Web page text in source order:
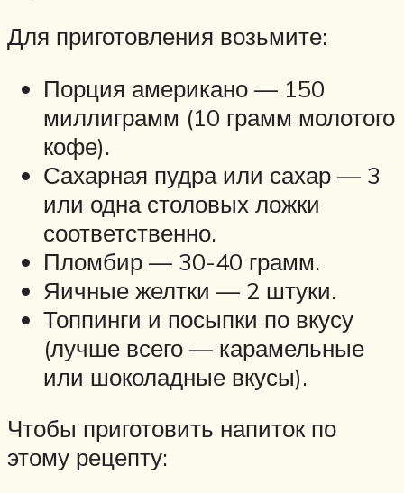
Для приготовления возьмите:
Порция американо — 150
миллиграмм (10 грамм молотого
кофе).
Сахарная пудра или сахар — 3
или одна столовых ложки
соответственно.
Пломбир — 30-40 грамм.
Яичные желтки — 2 штуки.
Топпинги и посыпки по вкусу
(лучше всего — карамельные
или шоколадные вкусы).
Чтобы приготовить напиток по
этому рецепту: